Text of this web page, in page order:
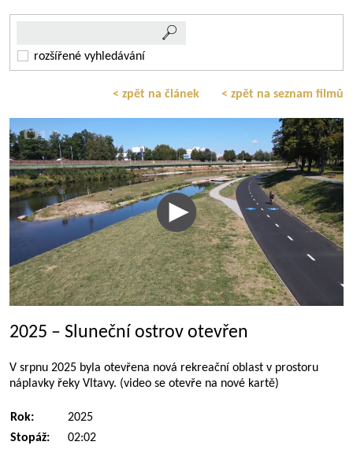
rozšířené vyhledávání
< zpět na článek < zpět na seznam filmů
2025 – Sluneční ostrov otevřen
V srpnu 2025 byla otevřena nová rekreační oblast v prostoru
náplavky řeky Vltavy. (video se otevře na nové kartě)
Rok:
2025
Stopáž:
02:02